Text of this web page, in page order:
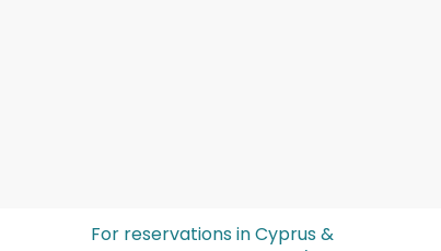
For reservations in Cyprus &